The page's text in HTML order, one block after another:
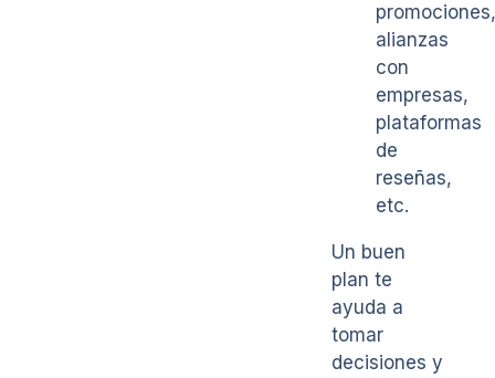
promociones,
alianzas
con
empresas,
plataformas
de
reseñas,
etc.
Un buen
plan te
ayuda a
tomar
decisiones y